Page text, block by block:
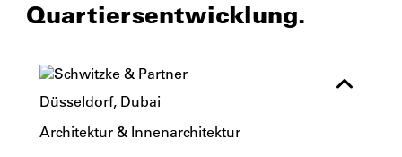
Quartiersentwicklung.
Düsseldorf, Dubai
Architektur & Innenarchitektur